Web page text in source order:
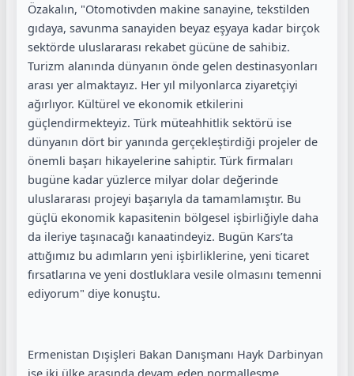
Özakalın, "Otomotivden makine sanayine, tekstilden
gıdaya, savunma sanayiden beyaz eşyaya kadar birçok
sektörde uluslararası rekabet gücüne de sahibiz.
Turizm alanında dünyanın önde gelen destinasyonları
arası yer almaktayız. Her yıl milyonlarca ziyaretçiyi
ağırlıyor. Kültürel ve ekonomik etkilerini
güçlendirmekteyiz. Türk müteahhitlik sektörü ise
dünyanın dört bir yanında gerçekleştirdiği projeler de
önemli başarı hikayelerine sahiptir. Türk firmaları
bugüne kadar yüzlerce milyar dolar değerinde
uluslararası projeyi başarıyla da tamamlamıştır. Bu
güçlü ekonomik kapasitenin bölgesel işbirliğiyle daha
da ileriye taşınacağı kanaatindeyiz. Bugün Kars’ta
attığımız bu adımların yeni işbirliklerine, yeni ticaret
fırsatlarına ve yeni dostluklara vesile olmasını temenni
ediyorum" diye konuştu.
Ermenistan Dışişleri Bakan Danışmanı Hayk Darbinyan